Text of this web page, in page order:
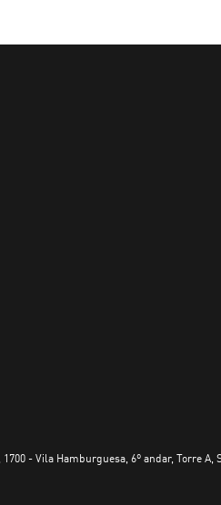
- Vila Hamburguesa, 6º andar, Torre